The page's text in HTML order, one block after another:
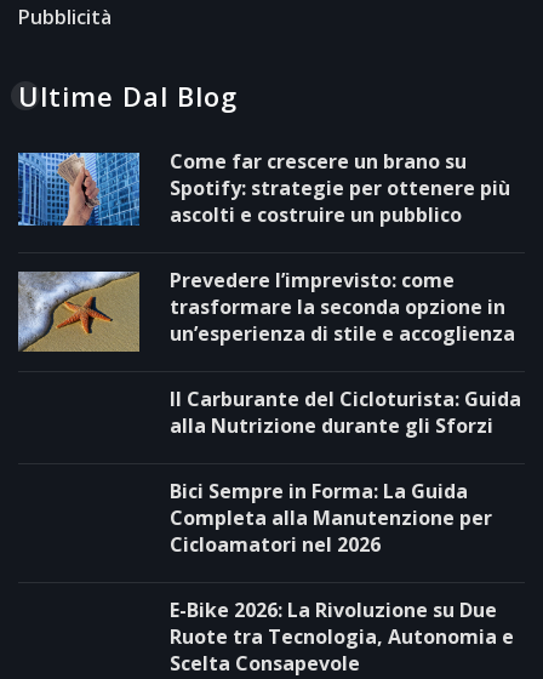
Pubblicità
Ultime Dal Blog
Come far crescere un brano su
Spotify: strategie per ottenere più
ascolti e costruire un pubblico
Prevedere l’imprevisto: come
trasformare la seconda opzione in
un’esperienza di stile e accoglienza
Il Carburante del Cicloturista: Guida
alla Nutrizione durante gli Sforzi
Bici Sempre in Forma: La Guida
Completa alla Manutenzione per
Cicloamatori nel 2026
E-Bike 2026: La Rivoluzione su Due
Ruote tra Tecnologia, Autonomia e
Scelta Consapevole